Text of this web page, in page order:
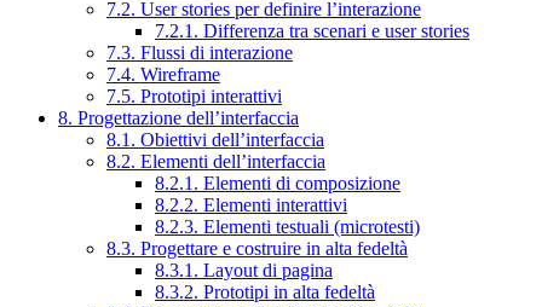
7.2. User stories per definire l’interazione
7.2.1. Differenza tra scenari e user stories
7.3. Flussi di interazione
7.4. Wireframe
7.5. Prototipi interattivi
8. Progettazione dell’interfaccia
8.1. Obiettivi dell’interfaccia
8.2. Elementi dell’interfaccia
8.2.1. Elementi di composizione
8.2.2. Elementi interattivi
8.2.3. Elementi testuali (microtesti)
8.3. Progettare e costruire in alta fedeltà
8.3.1. Layout di pagina
8.3.2. Prototipi in alta fedeltà